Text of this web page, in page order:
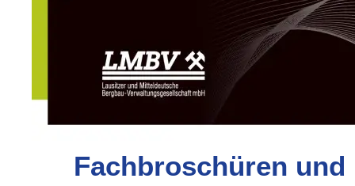
Fachbroschüren